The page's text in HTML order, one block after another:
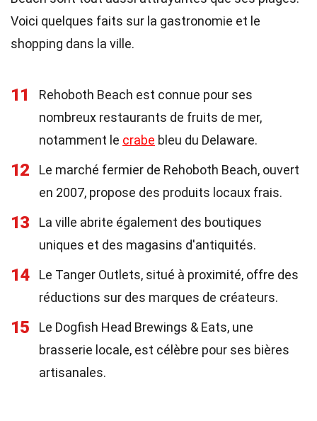
Voici quelques faits sur la gastronomie et le
shopping dans la ville.
11
Rehoboth Beach est connue pour ses
nombreux restaurants de fruits de mer,
notamment le crabe bleu du Delaware.
12
Le marché fermier de Rehoboth Beach, ouvert
en 2007, propose des produits locaux frais.
13
La ville abrite également des boutiques
uniques et des magasins d'antiquités.
14
Le Tanger Outlets, situé à proximité, offre des
réductions sur des marques de créateurs.
15
Le Dogfish Head Brewings & Eats, une
brasserie locale, est célèbre pour ses bières
artisanales.